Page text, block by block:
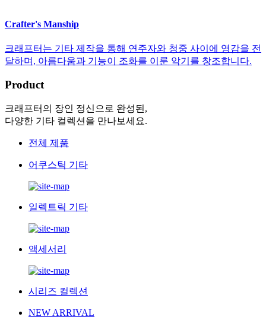
Crafter's Manship
크래프터는 기타 제작을 통해 연주자와 청중 사이에 영감을 전
달하며, 아름다움과 기능이 조화를 이룬 악기를 창조합니다.
Product
크래프터의 장인 정신으로 완성된,
다양한 기타 컬렉션을 만나보세요.
전체 제품
어쿠스틱 기타
일렉트릭 기타
액세서리
시리즈 컬렉션
NEW ARRIVAL